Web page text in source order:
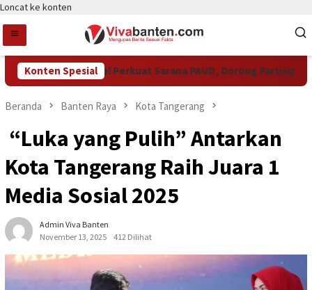
Loncat ke konten
Konten Spesial
Pemkot Tangsel Perkuat Sarana PAUD, Dorong Partisipasi
Beranda Banten Raya Kota Tangerang
“Luka yang Pulih” Antarkan
Kota Tangerang Raih Juara 1
Media Sosial 2025
Admin Viva Banten
November 13, 2025
412 Dilihat